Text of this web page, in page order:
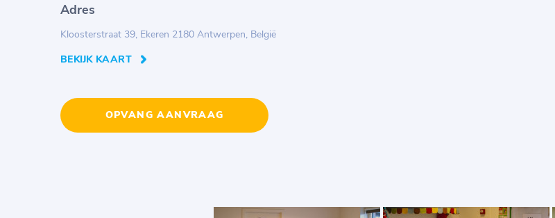
Adres
Kloosterstraat 39, Ekeren 2180 Antwerpen, België
BEKIJK KAART
OPVANG AANVRAAG